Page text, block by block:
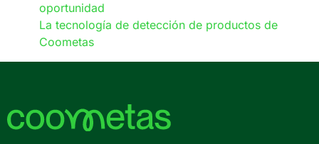
oportunidad
La tecnología de detección de productos de
Coometas